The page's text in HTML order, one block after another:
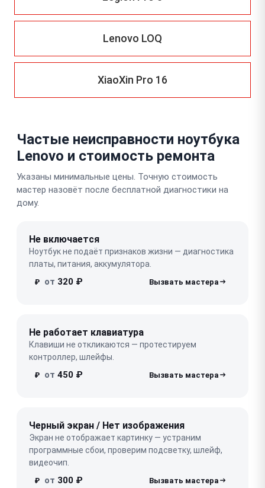
Lenovo LOQ
XiaoXin Pro 16
Частые неисправности ноутбука
Lenovo и стоимость ремонта
Указаны минимальные цены. Точную стоимость
мастер назовёт после бесплатной диагностики на
дому.
Не включается
Ноутбук не подаёт признаков жизни — диагностика
платы, питания, аккумулятора.
₽ от 320 ₽
Не работает клавиатура
Клавиши не откликаются — протестируем
контроллер, шлейфы.
₽ от 450 ₽
Черный экран / Нет изображения
Экран не отображает картинку — устраним
программные сбои, проверим подсветку, шлейф,
видеочип.
₽ от 300 ₽